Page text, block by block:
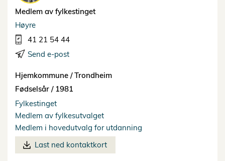
Medlem av fylkestinget
Høyre
41 21 54 44
Send e-post
Hjemkommune /Trondheim
Fødselsår / 1981
Fylkestinget
Medlem av fylkesutvalget
Medlem i hovedutvalg for utdanning
Last ned kontaktkort